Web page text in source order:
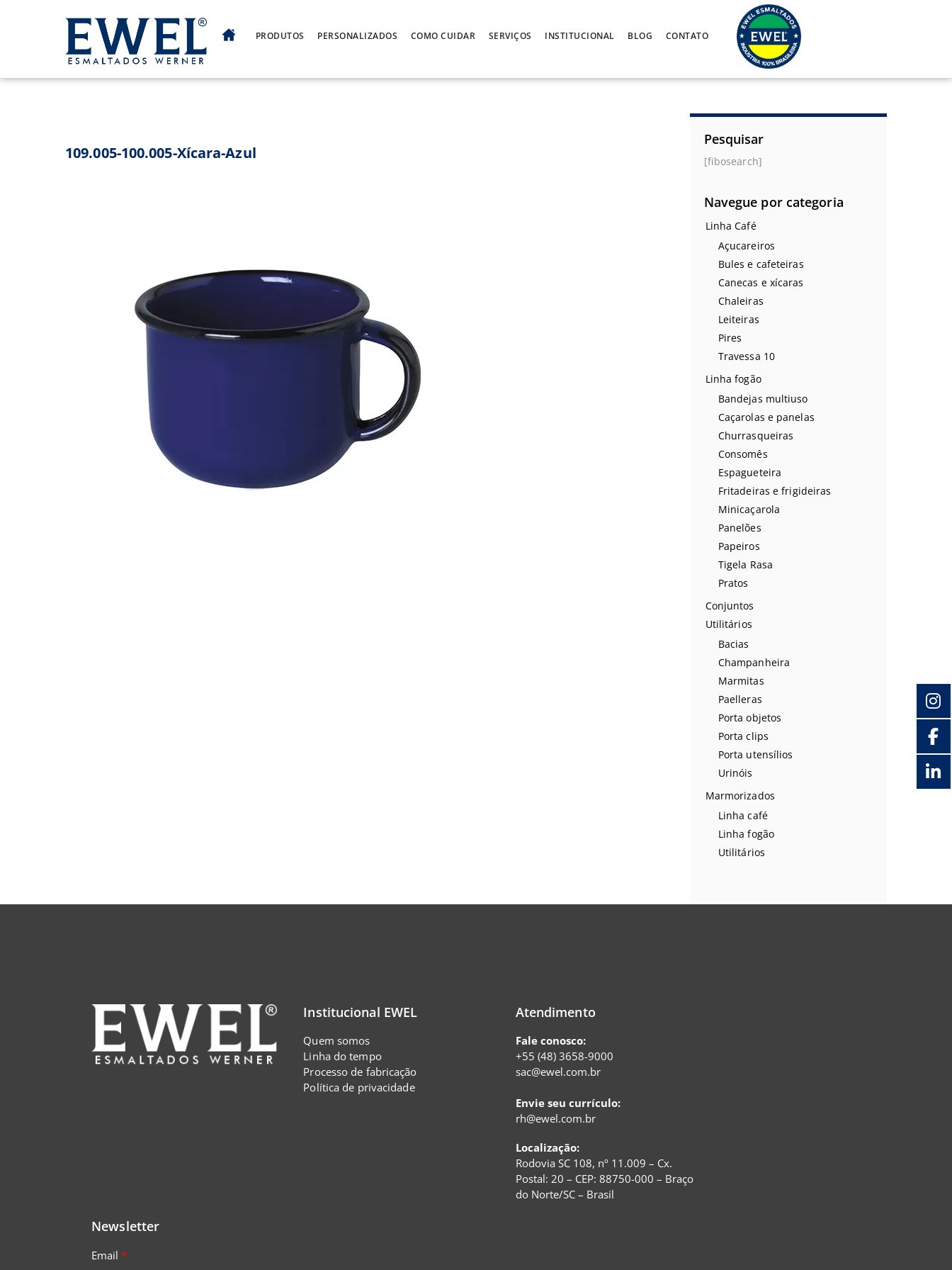
PRODUTOS PERSONALIZADOS COMO CUIDAR SERVIÇOS INSTITUCIONAL BLOG CONTATO
109.005-100.005-Xícara-Azul
Pesquisar
[fibosearch]
Navegue por categoria
Linha Café
Açucareiros
Bules e cafeteiras
Canecas e xícaras
Chaleiras
Leiteiras
Pires
Travessa 10
Linha fogão
Bandejas multiuso
Caçarolas e panelas
Churrasqueiras
Consomês
Espagueteira
Fritadeiras e frigideiras
Minicaçarola
Panelões
Papeiros
Tigela Rasa
Pratos
Conjuntos
Utilitários
Bacias
Champanheira
Marmitas
Paelleras
Porta objetos
Porta clips
Porta utensílios
Urinóis
Marmorizados
Linha café
Linha fogão
Utilitários
Institucional EWEL
Quem somos
Linha do tempo
Processo de fabricação
Política de privacidade
Atendimento
Fale conosco:
+55 (48) 3658-9000
sac@ewel.com.br
Envie seu currículo:
rh@ewel.com.br
Localização:
Rodovia SC 108, nº 11.009 – Cx.
Postal: 20 – CEP: 88750-000 – Braço
do Norte/SC – Brasil
Newsletter
Email*